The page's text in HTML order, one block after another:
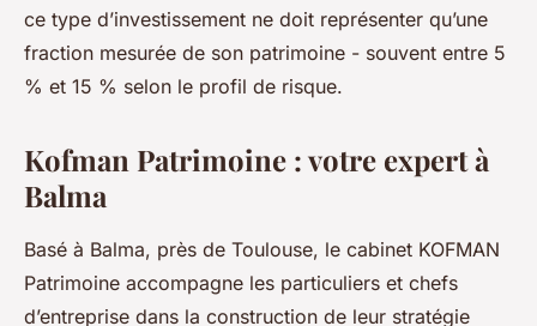
ce type d’investissement ne doit représenter qu’une
fraction mesurée de son patrimoine - souvent entre 5
% et 15 % selon le profil de risque.
Kofman Patrimoine : votre expert à
Balma
Basé à Balma, près de Toulouse, le cabinet KOFMAN
Patrimoine accompagne les particuliers et chefs
d’entreprise dans la construction de leur stratégie